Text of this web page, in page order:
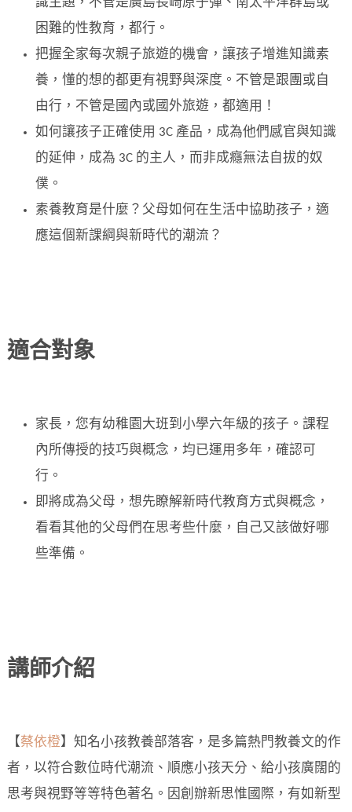
困難的性教育，都行。
把握全家每次親子旅遊的機會，讓孩子增進知識素
養，懂的想的都更有視野與深度。不管是跟團或自
由行，不管是國內或國外旅遊，都適用！
如何讓孩子正確使用 3C 產品，成為他們感官與知識
的延伸，成為 3C 的主人，而非成癮無法自拔的奴
僕。
素養教育是什麼？父母如何在生活中協助孩子，適
應這個新課綱與新時代的潮流？
適合對象
家長，您有幼稚園大班到小學六年級的孩子。課程
內所傳授的技巧與概念，均已運用多年，確認可
行。
即將成為父母，想先瞭解新時代教育方式與概念，
看看其他的父母們在思考些什麼，自己又該做好哪
些準備。
講師介紹
【蔡依橙】知名小孩教養部落客，是多篇熱門教養文的作
者，以符合數位時代潮流、順應小孩天分、給小孩廣闊的
思考與視野等等特色著名。因創辦新思惟國際，有如新型